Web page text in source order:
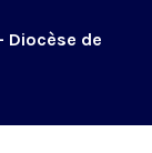
Diocèse de